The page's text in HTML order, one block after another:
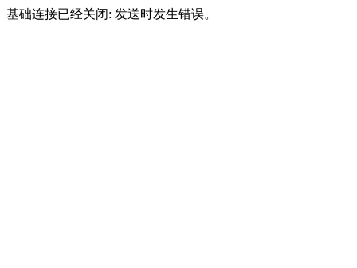
基础连接已经关闭: 发送时发生错误。